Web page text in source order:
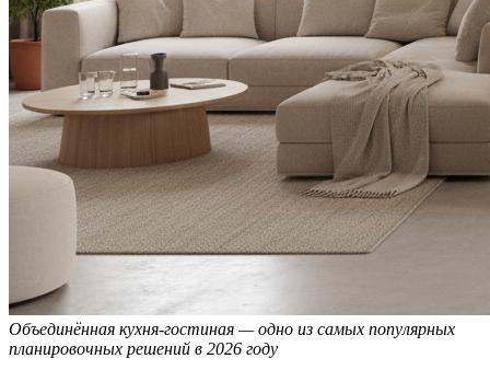
Объединённая кухня-гостиная — одно из самых популярных
планировочных решений в 2026 году